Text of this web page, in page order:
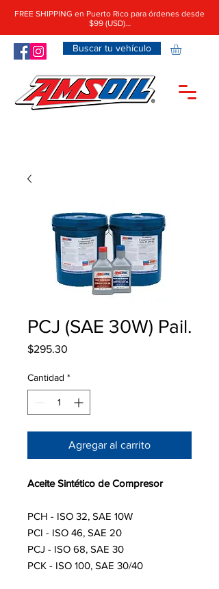
Buscar tu vehículo
FREE SHIPPING en Puerto Rico para órdenes desde
$99 (USD)…
PCJ (SAE 30W) Pail.
$295.30
Cantidad *
Agregar al carrito
Aceite Sintético de Compresor
PCH - ISO 32, SAE 10W
PCI - ISO 46, SAE 20
PCJ - ISO 68, SAE 30
PCK - ISO 100, SAE 30/40